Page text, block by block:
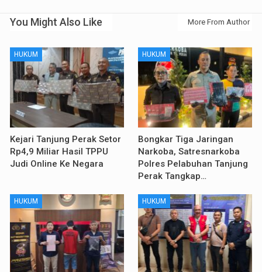
You Might Also Like More From Author
HUKUM
Kejari Tanjung Perak Setor
Rp4,9 Miliar Hasil TPPU
Judi Online Ke Negara
HUKUM
Bongkar Tiga Jaringan
Narkoba, Satresnarkoba
Polres Pelabuhan Tanjung
Perak Tangkap…
HUKUM HUKUM